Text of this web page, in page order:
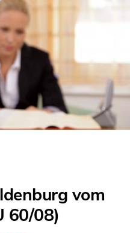
vom
60/08)